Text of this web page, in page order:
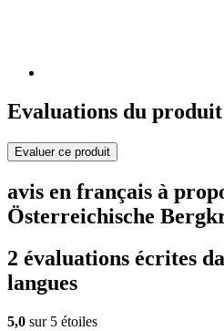
Evaluations du produit
Evaluer ce produit
avis en français à
Österreichische
2 évaluations écrites
langues
5,0 sur 5 étoiles